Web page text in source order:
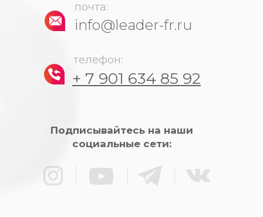
телефон:
почта:
+ 7 901 634 85 92
Подписывайтесь на наши
социальные сети:
info@leader-fr.ru